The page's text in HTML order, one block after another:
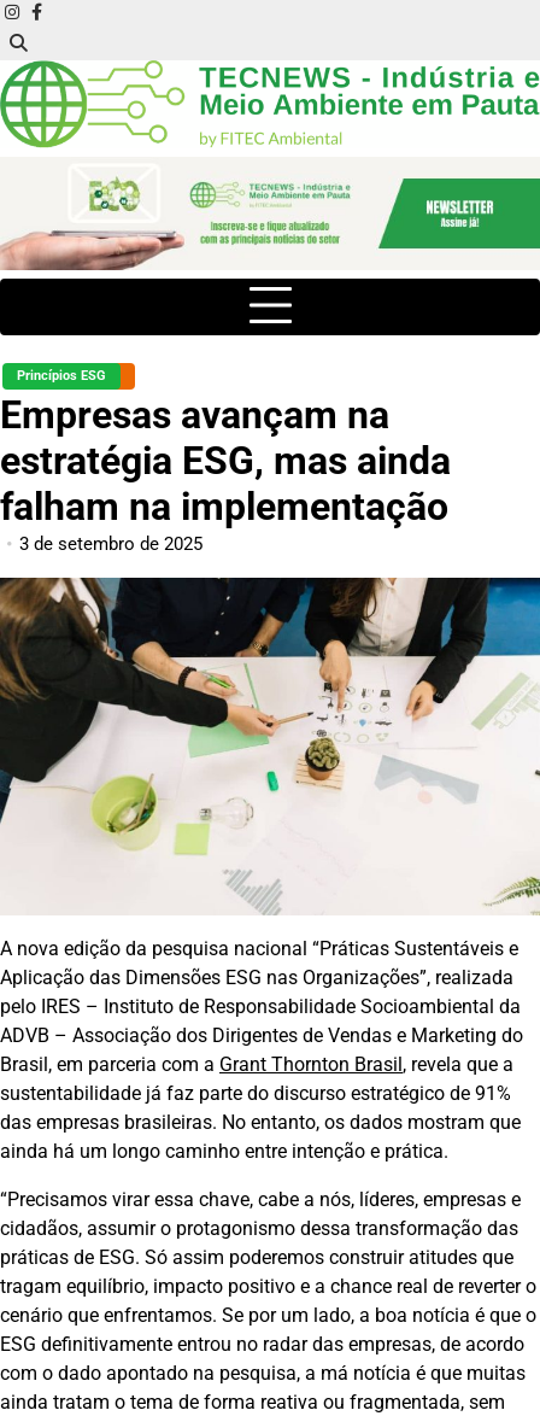
Skip
to
content
instagram
facebook
Princípios ESG
Empresas avançam na
estratégia ESG, mas ainda
falham na implementação
3 de setembro de 2025
A nova edição da pesquisa nacional “Práticas Sustentáveis e
Aplicação das Dimensões ESG nas Organizações”, realizada
pelo IRES – Instituto de Responsabilidade Socioambiental da
ADVB – Associação dos Dirigentes de Vendas e Marketing do
Brasil, em parceria com a Grant Thornton Brasil , revela que a
sustentabilidade já faz parte do discurso estratégico de 91%
das empresas brasileiras. No entanto, os dados mostram que
ainda há um longo caminho entre intenção e prática.
“Precisamos virar essa chave, cabe a nós, líderes, empresas e
cidadãos, assumir o protagonismo dessa transformação das
práticas de ESG. Só assim poderemos construir atitudes que
tragam equilíbrio, impacto positivo e a chance real de reverter o
cenário que enfrentamos. Se por um lado, a boa notícia é que o
ESG definitivamente entrou no radar das empresas, de acordo
com o dado apontado na pesquisa, a má notícia é que muitas
ainda tratam o tema de forma reativa ou fragmentada, sem